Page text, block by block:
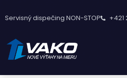
Servisný dispečing NON-STOP +421